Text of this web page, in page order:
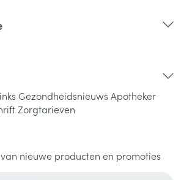
Gezondheidsnieuws Apotheker
Zorgtarieven
nieuwe producten en promoties